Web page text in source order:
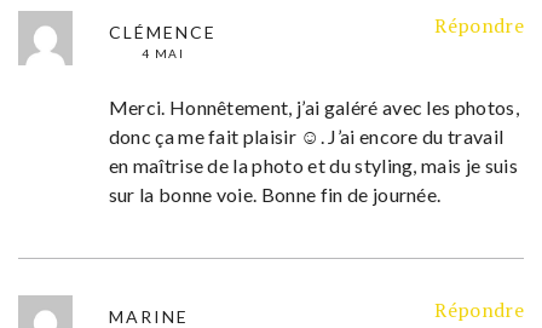
CLÉMENCE
4 MAI
Répondre
Merci. Honnêtement, j’ai galéré avec les photos,
donc ça me fait plaisir ☺. J’ai encore du travail
en maîtrise de la photo et du styling, mais je suis
sur la bonne voie. Bonne fin de journée.
MARINE Répondre